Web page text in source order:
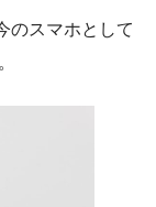
のスマホとして